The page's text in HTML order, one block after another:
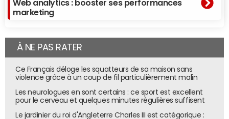
Web analytics : booster ses performances
marketing
À NE PAS RATER
Ce Français déloge les squatteurs de sa maison sans
violence grâce à un coup de fil particulièrement malin
Les neurologues en sont certains : ce sport est excellent
pour le cerveau et quelques minutes régulières suffisent
Le jardinier du roi d'Angleterre Charles III est catégorique :